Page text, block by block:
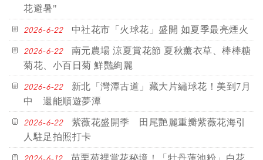
花避暑"
2026-6-22 中社花市「火球花」盛開 如夏季最亮煙火
2026-6-22
南元農場 涼夏賞花節 夏秋薰衣草、棒棒糖
菊花、小百日菊 鮮豔絢麗
2026-6-22
新北「灣潭古道」藏大片繡球花！美到7月
中 還能順遊夢潭
2026-6-22
紫薇花盛開季 田尾艷麗重瓣紫薇花海引
人駐足拍照打卡
苗栗苑裡賞花秘境！「牡丹蓮池粉」白花